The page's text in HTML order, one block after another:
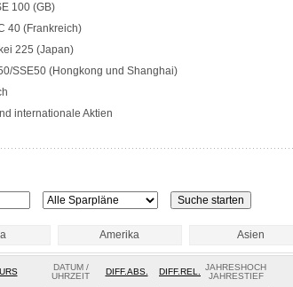
100 (GB)
40 (Frankreich)
225 (Japan)
SSE50 (Hongkong und Shanghai)
internationale Aktien
Amerika Asien
DATUM /
UHRZEIT
DIFF.ABS. DIFF.REL.
JAHRESHOCH
JAHRESTIEF